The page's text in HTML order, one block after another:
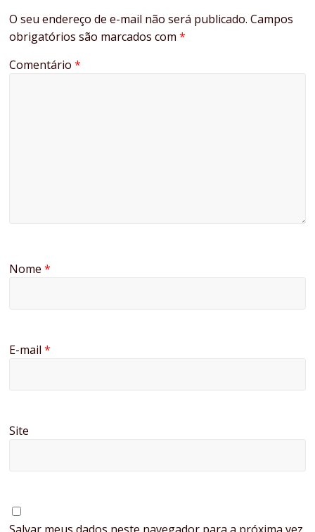
O seu endereço de e-mail não será publicado. Campos
obrigatórios são marcados com*
Comentário*
Nome*
E-mail*
Site